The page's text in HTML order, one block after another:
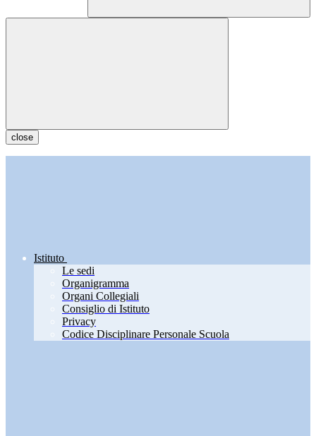
close
Istituto
Le sedi
Organigramma
Organi Collegiali
Consiglio di Istituto
Privacy
Codice Disciplinare Personale Scuola